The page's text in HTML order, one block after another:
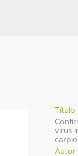
Título
virus
carpio
Autor